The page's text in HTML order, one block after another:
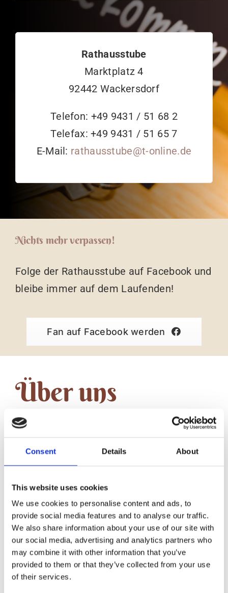
Consent Details About
This website uses cookies
We use cookies to personalise content and ads, to
provide social media features and to analyse our traffic.
We also share information about your use of our site with
our social media, advertising and analytics partners who
may combine it with other information that you’ve
provided to them or that they’ve collected from your use
of their services.
Rathausstube
Marktplatz 4
92442 Wackersdorf
Telefon: +49 9431 / 51 68 2
Telefax: +49 9431 / 51 65 7
E-Mail: rathausstube@t-online.de
Nichts mehr verpassen!
Folge der Rathausstube auf Facebook und
bleibe immer auf dem Laufenden!
Fan auf Facebook werden
Über uns
Karlheinz Bösl hat die Tradition seines
und führt das Unternehmen in dritter
Martina Bösl dazu, mit der er seither das
Restaurant und das kleine Hotel leitet.
Wir sind ein familiäres und engagiertes
Team, das die Rathausstuben mit viel
Herzblut führt.